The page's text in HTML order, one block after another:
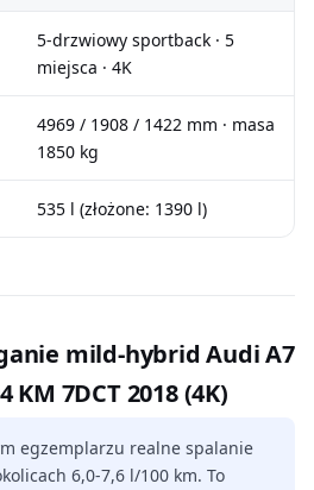
5-drzwiowy sportback · 5
miejsca · 4K
4969 / 1908 / 1422 mm · masa
1850 kg
535 l (złożone: 1390 l)
mild-hybrid Audi A7
7DCT 2018 (4K)
egzemplarzu realne spalanie
6,0-7,6 l/100 km. To